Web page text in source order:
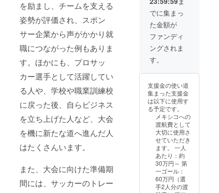
を励まし、チームを支える
姿勢が評価され、スポン
サー企業から声がかかり就
職につながった例もありま
す。ほかにも、プロサッ
カー選手として活躍してい
る人や、学校や職業訓練校
に戻った後、自らビジネス
を立ち上げた人など、大会
を機に新たな道へ進んだ人
はたくさんいます。
また、大会に向けた準備期
間には、サッカーのトレー
国報告
はオン
ライン
（Zoom
・40分
程度）
にて実
だきま
お土産
に関し
ては、
Kuda
Mahadz
vaさん
が描く
絵か、
ポスト
カード
を予定
してお
りま
す。詳
すべて
のリ
ターン
にはお
礼メー
ルが含
まれて
程度。
後日、
メール
にて
YouTub
e限定公
開URL
しま
たこち
らのリ
ターン
は5,000
円のリ
ターン
と同じ
内容に
なりま
す。 ※
すべて
のリ
ターン
にはお
でに集まっ
た金額が
ファンディ
ングされま
す。
支援金の使い道
集まった支援金
は以下に使用す
る予定です。
メキシコへの
渡航費として
大切に使用さ
せていただき
ます。 一人
あたり：約
30万円～ 第
一ゴール：
60万円（選
手2人分の渡